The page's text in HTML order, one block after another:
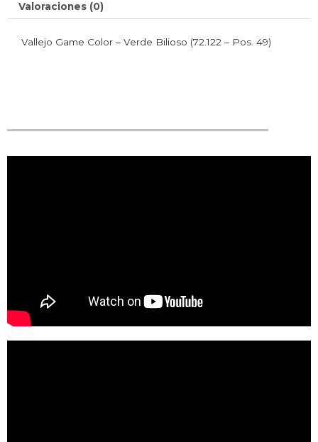
Valoraciones (0)
Vallejo Game Color – Verde Bilioso (72.122 – Pos. 49)